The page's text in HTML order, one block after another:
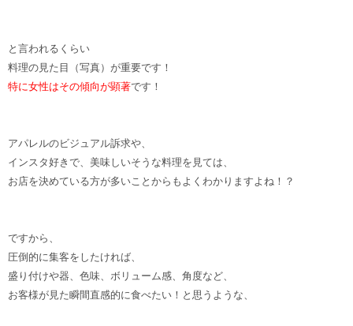
と言われるくらい
料理の見た目（写真）が重要です！
特に女性はその傾向が顕著です！
アパレルのビジュアル訴求や、
インスタ好きで、美味しいそうな料理を見ては、
お店を決めている方が多いことからもよくわかりますよね！？
ですから、
圧倒的に集客をしたければ、
盛り付けや器、色味、ボリューム感、角度など、
お客様が見た瞬間直感的に食べたい！と思うような、